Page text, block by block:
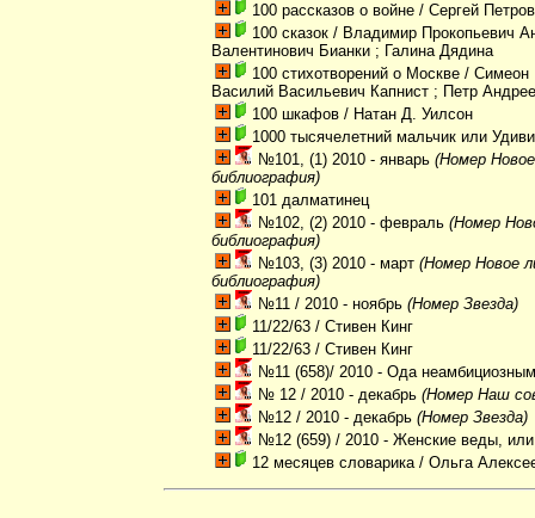
100 рассказов о войне / Сергей
100 сказок / Владимир Прокопьевич
Валентинович Бианки ; Галина Дядина
100 стихотворений о Москве / Симеон
Василий Васильевич Капнист ; Петр
100 шкафов / Натан Д. Уилсон
1000 тысячелетний мальчик или
№101, (1) 2010 - январь (Номер
библиография)
101 далматинец
№102, (2) 2010 - февраль (Номер
библиография)
№103, (3) 2010 - март (Номер Новое
библиография)
№11 / 2010 - ноябрь (Номер Звезда)
11/22/63 / Стивен Кинг
11/22/63 / Стивен Кинг
№11 (658)/ 2010 - Ода
№ 12 / 2010 - декабрь (Номер Наш
№12 / 2010 - декабрь (Номер Звезда)
№12 (659) / 2010 - Женские веды, или
12 месяцев словарика/ Ольга